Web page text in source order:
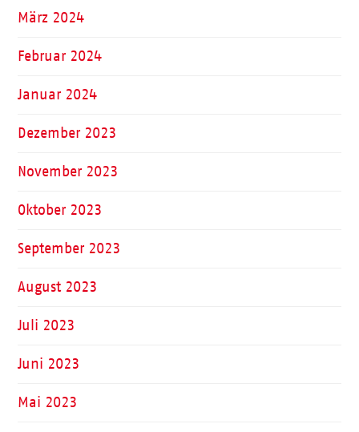
März 2024
Februar 2024
Januar 2024
Dezember 2023
November 2023
Oktober 2023
September 2023
August 2023
Juli 2023
Juni 2023
Mai 2023